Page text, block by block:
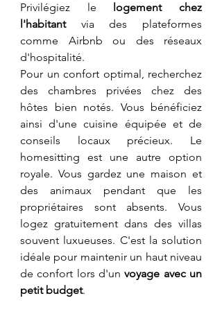
Privilégiez le logement chez
l'habitant via des plateformes
comme Airbnb ou des réseaux
d'hospitalité.
​Pour un confort optimal, recherchez
des chambres privées chez des
hôtes bien notés. Vous bénéficiez
ainsi d'une cuisine équipée et de
conseils locaux précieux. Le
homesitting est une autre option
royale. Vous gardez une maison et
des animaux pendant que les
propriétaires sont absents. Vous
logez gratuitement dans des villas
souvent luxueuses. C'est la solution
idéale pour maintenir un haut niveau
de confort lors d'un voyage avec un
petit budget.